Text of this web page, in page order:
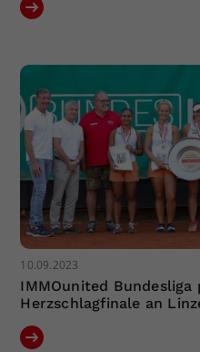
10.09.2023
IMMOunited
Herzschlagfinale an